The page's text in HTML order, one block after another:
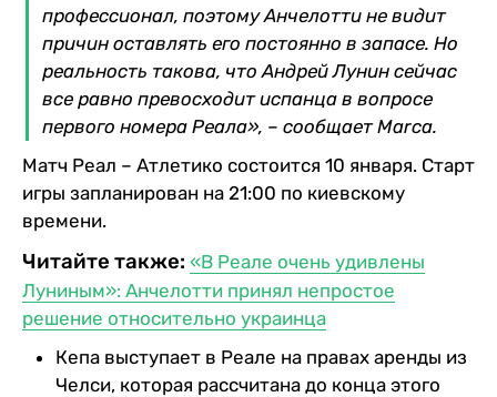
профессионал, поэтому Анчелотти не видит
причин оставлять его постоянно в запасе. Но
реальность такова, что Андрей Лунин сейчас
все равно превосходит испанца в вопросе
первого номера Реала», – сообщает Marca.
Матч Реал – Атлетико состоится 10 января. Старт
игры запланирован на 21:00 по киевскому
времени.
Читайте также: «В Реале очень удивлены
Луниным»: Анчелотти принял непростое
решение относительно украинца
Кепа выступает в Реале на правах аренды из
Челси, которая рассчитана до конца этого